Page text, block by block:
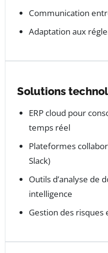
Communication
Adaptation aux
Solutions
ERP cloud pour
temps réel
Plateformes
Slack)
Outils d’analyse de
intelligence
Gestion des